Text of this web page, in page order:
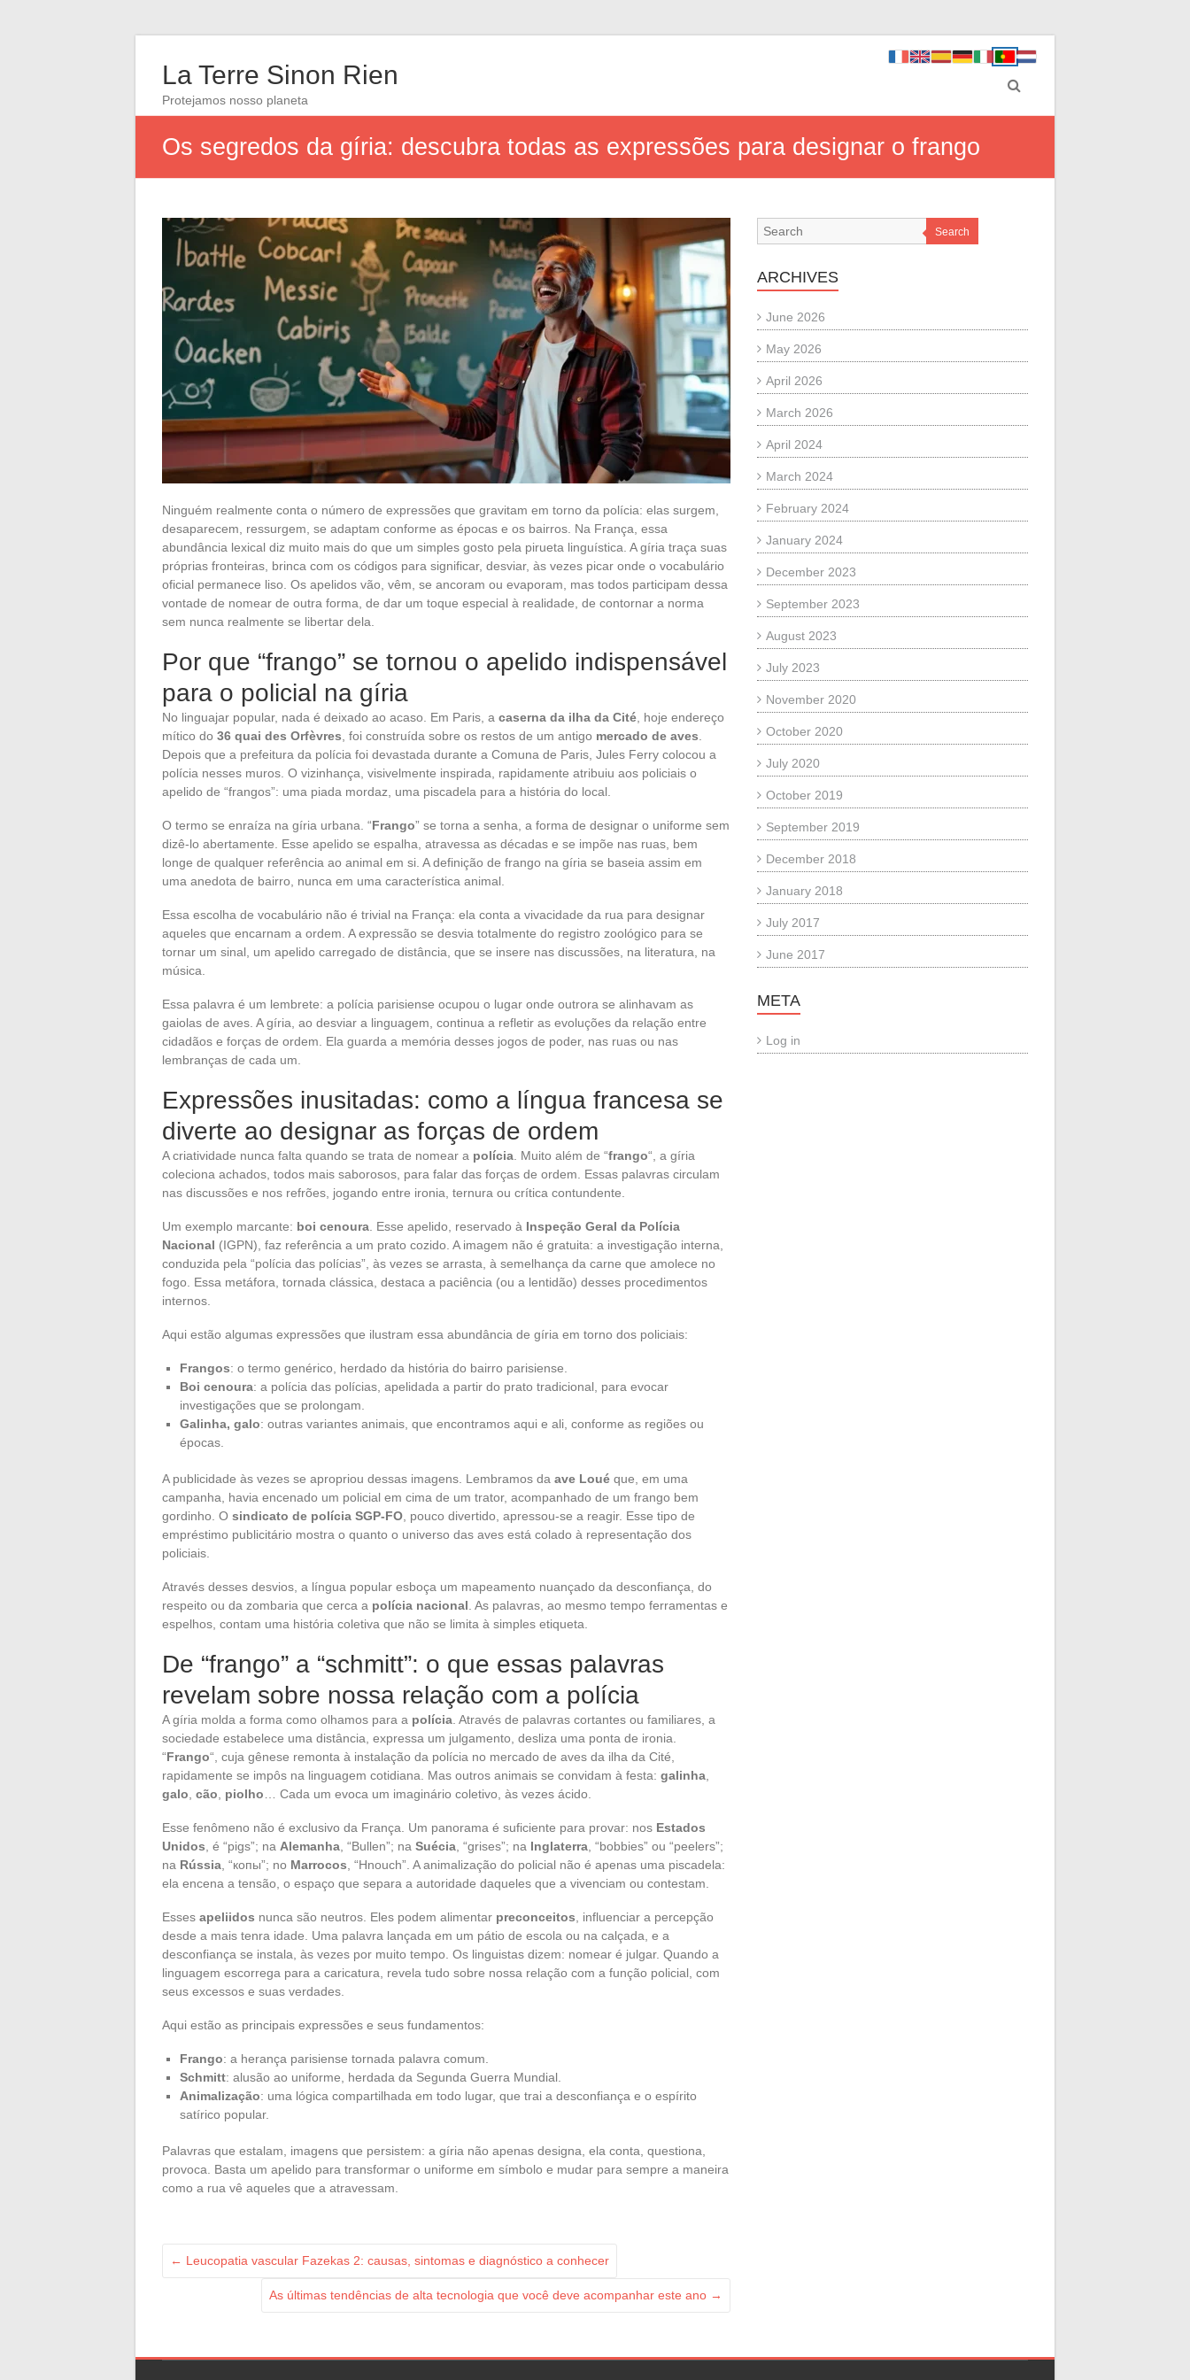
La Terre Sinon Rien
Protejamos nosso planeta
Os segredos da gíria: descubra todas as expressões para designar o frango
Ninguém realmente conta o número de expressões que gravitam em torno da polícia: elas surgem,
desaparecem, ressurgem, se adaptam conforme as épocas e os bairros. Na França, essa
abundância lexical diz muito mais do que um simples gosto pela pirueta linguística. A gíria traça suas
próprias fronteiras, brinca com os códigos para significar, desviar, às vezes picar onde o vocabulário
oficial permanece liso. Os apelidos vão, vêm, se ancoram ou evaporam, mas todos participam dessa
vontade de nomear de outra forma, de dar um toque especial à realidade, de contornar a norma
sem nunca realmente se libertar dela.
Por que “frango” se tornou o apelido indispensável
para o policial na gíria
No linguajar popular, nada é deixado ao acaso. Em Paris, a caserna da ilha da Cité , hoje endereço
mítico do 36 quai des Orfèvres , foi construída sobre os restos de um antigo mercado de aves
Depois que a prefeitura da polícia foi devastada durante a Comuna de Paris, Jules Ferry colocou a
polícia nesses muros. O vizinhança, visivelmente inspirada, rapidamente atribuiu aos policiais o
apelido de “frangos”: uma piada mordaz, uma piscadela para a história do local.
O termo se enraíza na gíria urbana. “Frango” se torna a senha, a forma de designar o uniforme sem
dizê-lo abertamente. Esse apelido se espalha, atravessa as décadas e se impõe nas ruas, bem
longe de qualquer referência ao animal em si. A definição de frango na gíria se baseia assim em
uma anedota de bairro, nunca em uma característica animal.
Essa escolha de vocabulário não é trivial na França: ela conta a vivacidade da rua para designar
aqueles que encarnam a ordem. A expressão se desvia totalmente do registro zoológico para se
tornar um sinal, um apelido carregado de distância, que se insere nas discussões, na literatura, na
música.
Essa palavra é um lembrete: a polícia parisiense ocupou o lugar onde outrora se alinhavam as
gaiolas de aves. A gíria, ao desviar a linguagem, continua a refletir as evoluções da relação entre
cidadãos e forças de ordem. Ela guarda a memória desses jogos de poder, nas ruas ou nas
lembranças de cada um.
Expressões inusitadas: como a língua francesa se
diverte ao designar as forças de ordem
A criatividade nunca falta quando se trata de nomear a polícia . Muito além de “frango“, a gíria
coleciona achados, todos mais saborosos, para falar das forças de ordem. Essas palavras circulam
nas discussões e nos refrões, jogando entre ironia, ternura ou crítica contundente.
Um exemplo marcante: boi cenoura . Esse apelido, reservado à Inspeção Geral da Polícia
Nacional (IGPN), faz referência a um prato cozido. A imagem não é gratuita: a investigação interna,
conduzida pela “polícia das polícias”, às vezes se arrasta, à semelhança da carne que amolece no
fogo. Essa metáfora, tornada clássica, destaca a paciência (ou a lentidão) desses procedimentos
internos.
Aqui estão algumas expressões que ilustram essa abundância de gíria em torno dos policiais:
Frangos: o termo genérico, herdado da história do bairro parisiense.
Boi cenoura: a polícia das polícias, apelidada a partir do prato tradicional, para evocar
investigações que se prolongam.
Galinha, galo: outras variantes animais, que encontramos aqui e ali, conforme as regiões ou
épocas.
A publicidade às vezes se apropriou dessas imagens. Lembramos da ave Loué que, em uma
campanha, havia encenado um policial em cima de um trator, acompanhado de um frango bem
gordinho. O sindicato de polícia SGP-FO , pouco divertido, apressou-se a reagir. Esse tipo de
empréstimo publicitário mostra o quanto o universo das aves está colado à representação dos
policiais.
Através desses desvios, a língua popular esboça um mapeamento nuançado da desconfiança, do
respeito ou da zombaria que cerca a polícia nacional . As palavras, ao mesmo tempo ferramentas e
espelhos, contam uma história coletiva que não se limita à simples etiqueta.
De “frango” a “schmitt”: o que essas palavras
revelam sobre nossa relação com a polícia
A gíria molda a forma como olhamos para a polícia . Através de palavras cortantes ou familiares, a
sociedade estabelece uma distância, expressa um julgamento, desliza uma ponta de ironia.
“Frango“, cuja gênese remonta à instalação da polícia no mercado de aves da ilha da Cité,
rapidamente se impôs na linguagem cotidiana. Mas outros animais se convidam à festa: galinha
galo cão piolho … Cada um evoca um imaginário coletivo, às vezes ácido.
Esse fenômeno não é exclusivo da França. Um panorama é suficiente para provar: nos Estados
Unidos , é “pigs”; na Alemanha , “Bullen”; na Suécia , “grises”; na Inglaterra , “bobbies” ou “peelers”;
na Rússia , “копы”; no Marrocos , “Hnouch”. A animalização do policial não é apenas uma piscadela:
ela encena a tensão, o espaço que separa a autoridade daqueles que a vivenciam ou contestam.
Esses apeliidos nunca são neutros. Eles podem alimentar preconceitos , influenciar a percepção
desde a mais tenra idade. Uma palavra lançada em um pátio de escola ou na calçada, e a
desconfiança se instala, às vezes por muito tempo. Os linguistas dizem: nomear é julgar. Quando a
linguagem escorrega para a caricatura, revela tudo sobre nossa relação com a função policial, com
seus excessos e suas verdades.
Aqui estão as principais expressões e seus fundamentos:
Frango: a herança parisiense tornada palavra comum.
Schmitt: alusão ao uniforme, herdada da Segunda Guerra Mundial.
Animalização: uma lógica compartilhada em todo lugar, que trai a desconfiança e o espírito
satírico popular.
Palavras que estalam, imagens que persistem: a gíria não apenas designa, ela conta, questiona,
provoca. Basta um apelido para transformar o uniforme em símbolo e mudar para sempre a maneira
como a rua vê aqueles que a atravessam.
← Leucopatia vascular Fazekas 2: causas, sintomas e diagnóstico a conhecer
As últimas tendências de alta tecnologia que você deve acompanhar este ano →
Search
ARCHIVES
June 2026
May 2026
April 2026
March 2026
April 2024
March 2024
February 2024
January 2024
December 2023
September 2023
August 2023
July 2023
November 2020
October 2020
July 2020
October 2019
September 2019
December 2018
January 2018
July 2017
June 2017
META
Log in